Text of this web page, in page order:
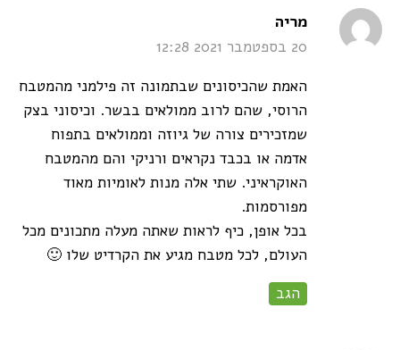
מריה
20 בספטמבר 2021 12:28
האמת שהכיסונים שבתמונה זה פילמני מהמטבח
הרוסי, שהם לרוב ממולאים בבשר. וכיסוני בצק
שמזכירים צורה של גיוזה וממולאים בתפוח
אדמה או בכבד נקראים ורניקי והם מהמטבח
האוקראיני. שתי אלה מנות לאומיות מאוד
מפורסמות.
בכל אופן, כיף לראות שאתה מעלה מתכונים מכל
העולם, לכל מטבח מגיע את הקרדיט שלו 🙂
הגב